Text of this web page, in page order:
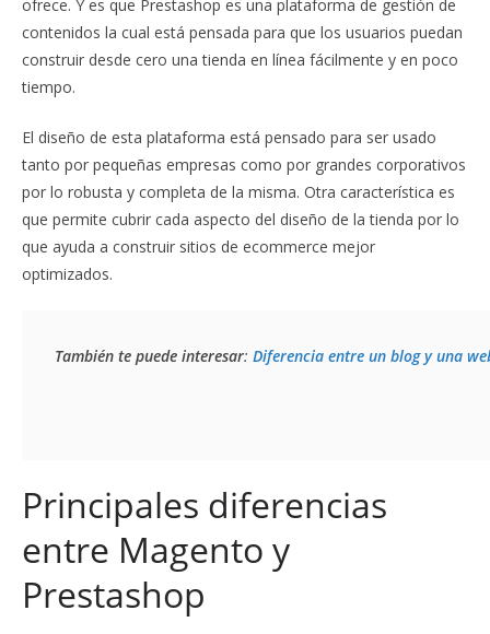
ofrece. Y es que Prestashop es una plataforma de gestión de
contenidos la cual está pensada para que los usuarios puedan
construir desde cero una tienda en línea fácilmente y en poco
tiempo.
El diseño de esta plataforma está pensado para ser usado
tanto por pequeñas empresas como por grandes corporativos
por lo robusta y completa de la misma. Otra característica es
que permite cubrir cada aspecto del diseño de la tienda por lo
que ayuda a construir sitios de ecommerce mejor
optimizados.
También te puede interesar: Diferencia entre un blog y una
Principales diferencias
entre Magento y
Prestashop